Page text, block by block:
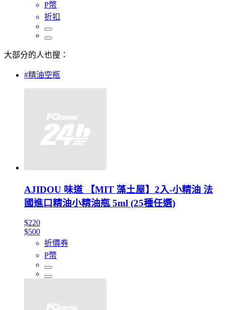
P幣
折扣
大部分的人也搜：
#精油空瓶
AJIDOU 味道 【MIT 藻土屋】2入-小精油 法
國進口精油小精油瓶 5ml (25種任選)
$220
$500
折價券
P幣